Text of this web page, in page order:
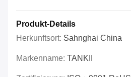
Produkt-Details
Herkunftsort: Sahnghai China
Markenname: TANKII